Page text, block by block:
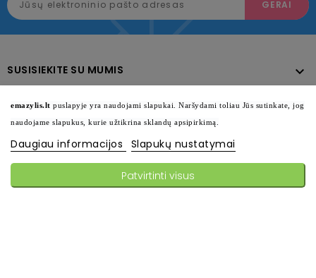
SUSISIEKITE SU MUMIS 

INFORMACIJA
SEKITE MUS
emazylis.lt puslapyje yra naudojami slapukai. Naršydami toliau Jūs sutinkate, jog
naudojame slapukus, kurie užtikrina sklandų apsipirkimą.
Daugiau informacijos Slapukų nustatymai
Patvirtinti visus